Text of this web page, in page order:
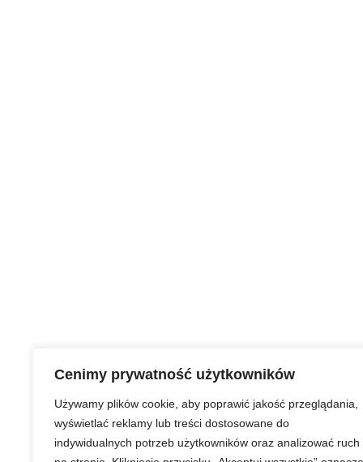
Cenimy prywatność użytkowników
Używamy plików cookie, aby poprawić jakość przeglądania,
wyświetlać reklamy lub treści dostosowane do
indywidualnych potrzeb użytkowników oraz analizować ruch